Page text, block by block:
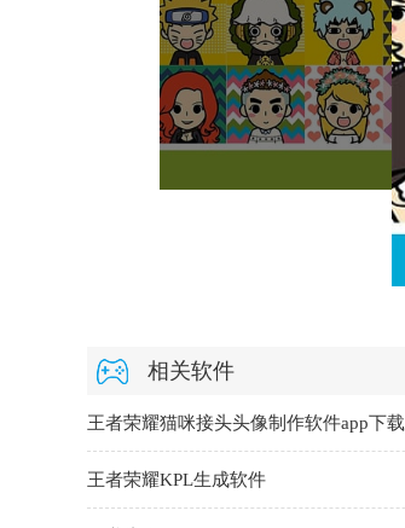
相关软件
王者荣耀猫咪接头头像制作软件app下载
王者荣耀KPL生成软件